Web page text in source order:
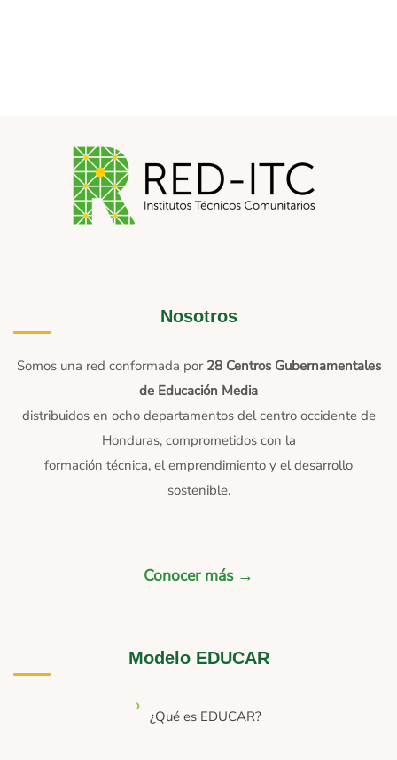
Nosotros
Somos una red conformada por 28 Centros Gubernamentales
de Educación Media
distribuidos en ocho departamentos del centro occidente de
Honduras, comprometidos con la
formación técnica, el emprendimiento y el desarrollo
sostenible.
Conocer más →
Modelo EDUCAR
¿Qué es EDUCAR?